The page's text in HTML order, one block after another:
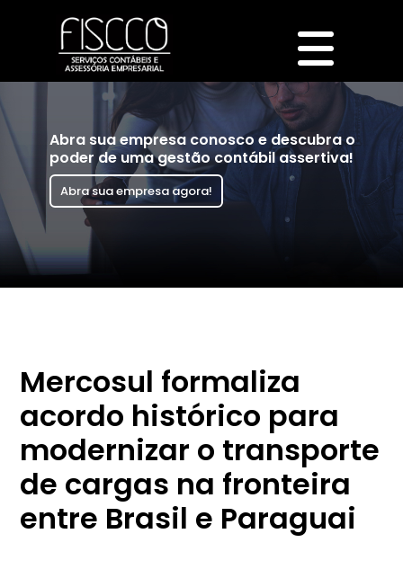
Abra sua empresa conosco e descubra o
poder de uma gestão contábil assertiva!
Abra sua empresa agora!
Mercosul formaliza
acordo histórico para
modernizar o transporte
de cargas na fronteira
entre Brasil e Paraguai